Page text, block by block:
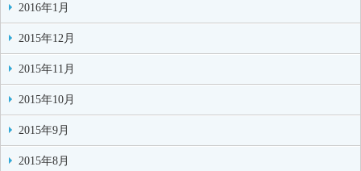
2016年1月
2015年12月
2015年11月
2015年10月
2015年9月
2015年8月